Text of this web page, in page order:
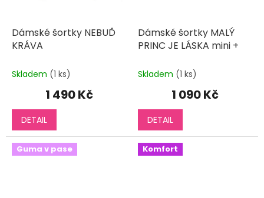
Dámské šortky NEBUĎ
KRÁVA
Skladem (1 ks)
1 490 Kč
DETAIL
Dámské šortky MALÝ
PRINC JE LÁSKA mini +
Skladem (1 ks)
1 090 Kč
DETAIL
Guma v pase Komfort